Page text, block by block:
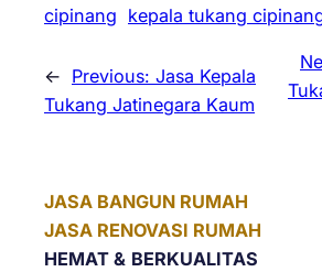
cipinang kepala tukang
← Previous: Jasa Kepala
Tukang Jatinegara Kaum
JASA BANGUN RUMAH
JASA RENOVASI RUMAH
HEMAT & BERKUALITAS